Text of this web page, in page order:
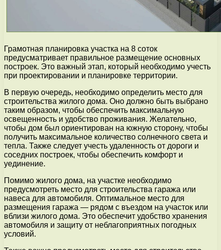
Грамотная планировка участка на 8 соток
предусматривает правильное размещение основных
построек. Это важный этап, который необходимо учесть
при проектировании и планировке территории.
В первую очередь, необходимо определить место для
строительства жилого дома. Оно должно быть выбрано
таким образом, чтобы обеспечить максимальную
освещенность и удобство проживания. Желательно,
чтобы дом был ориентирован на южную сторону, чтобы
получить максимальное количество солнечного света и
тепла. Также следует учесть удаленность от дороги и
соседних построек, чтобы обеспечить комфорт и
уединение.
Помимо жилого дома, на участке необходимо
предусмотреть место для строительства гаража или
навеса для автомобиля. Оптимальное место для
размещения гаража — рядом с въездом на участок или
вблизи жилого дома. Это обеспечит удобство хранения
автомобиля и защиту от неблагоприятных погодных
условий.